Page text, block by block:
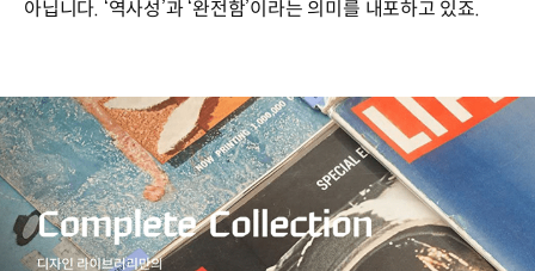
아닙니다. ‘역사성’과 ‘완전함’이라는 의미를 내포하고 있죠.